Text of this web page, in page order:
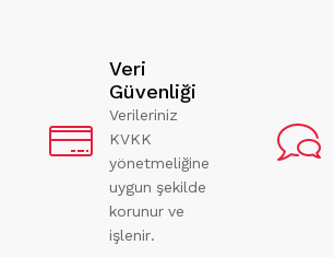
Veri
Güvenliği
Verileriniz
KVKK
yönetmeliğine
uygun şekilde
korunur ve
işlenir.